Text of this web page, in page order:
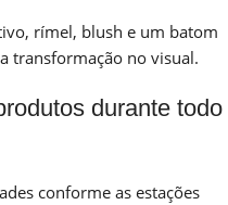
rímel, blush e um batom
transformação no visual.
durante todo
conforme as estações